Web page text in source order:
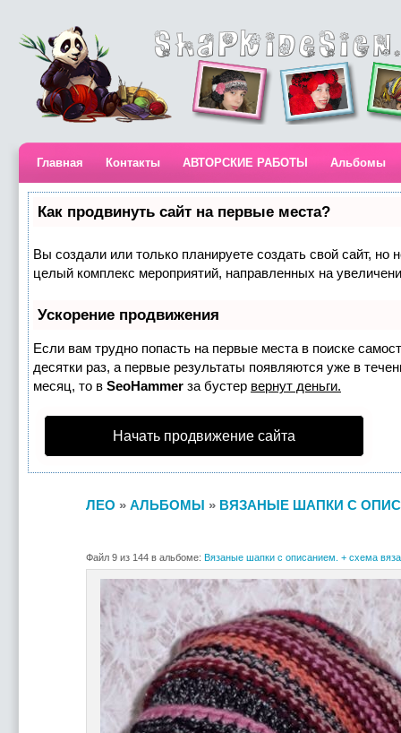
Главная Контакты АВТОРСКИЕ РАБОТЫ Альбомы
Как продвинуть сайт на первые места?
Вы создали или только планируете создать свой сайт, но
целый комплекс мероприятий, направленных на
Ускорение продвижения
Если вам трудно попасть на первые места в поиске
десятки раз, а первые результаты появляются уже в
месяц, то в SeoHammer за бустер вернут деньги.
Начать продвижение сайта
ЛЕО » АЛЬБОМЫ » ВЯЗАНЫЕ ШАПКИ С
Файл 9 из 144 в альбоме: Вязаные шапки с описанием. + схема